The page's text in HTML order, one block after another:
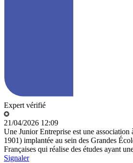
Expert vérifié
21/04/2026 12:09
Une Junior Entreprise est une
1901) implantée au sein des Grandes
Françaises qui réalise des études ayant
Signaler